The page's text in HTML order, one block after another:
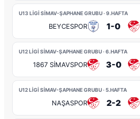
U13 LİGİ SİMAV-ŞAPHANE GRUBU · 9.HAFTA
BEYCESPOR 1-0
U12 LİGİ SİMAV-ŞAPHANE GRUBU · 6.HAFTA
1867 SİMAVSPOR 3-0
U12 LİGİ SİMAV-ŞAPHANE GRUBU · 5.HAFTA
NAŞASPOR 2-2